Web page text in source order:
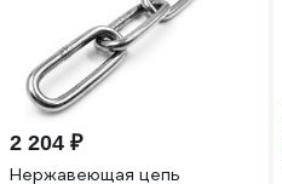
2 204 ₽
Нержавеющая цепь